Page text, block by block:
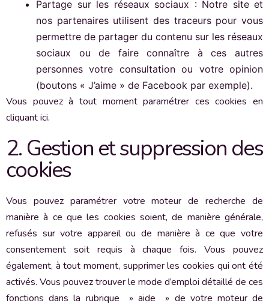
Partage sur les réseaux sociaux : Notre site et
nos partenaires utilisent des traceurs pour vous
permettre de partager du contenu sur les réseaux
sociaux ou de faire connaître à ces autres
personnes votre consultation ou votre opinion
(boutons « J’aime » de Facebook par exemple).
Vous pouvez à tout moment paramétrer ces cookies en
cliquant ici.
2. Gestion et suppression des
cookies
Vous pouvez paramétrer votre moteur de recherche de
manière à ce que les cookies soient, de manière générale,
refusés sur votre appareil ou de manière à ce que votre
consentement soit requis à chaque fois. Vous pouvez
également, à tout moment, supprimer les cookies qui ont été
activés. Vous pouvez trouver le mode d’emploi détaillé de ces
fonctions dans la rubrique » aide » de votre moteur de